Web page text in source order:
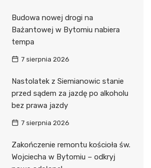
Budowa nowej drogi na
Bażantowej w Bytomiu nabiera
tempa
7 sierpnia 2026
Nastolatek z Siemianowic stanie
przed sądem za jazdę po alkoholu
bez prawa jazdy
7 sierpnia 2026
Zakończenie remontu kościoła św.
Wojciecha w Bytomiu – odkryj